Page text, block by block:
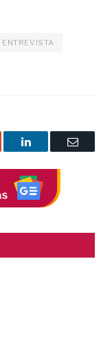
ENTREVISTA
LinkedIn
Correo